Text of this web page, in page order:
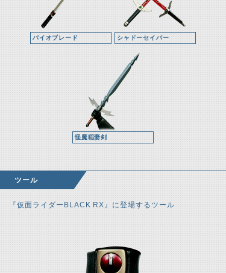
バイオブレード シャドーセイバー
怪魔稲妻剣
ツール
『仮面ライダーBLACK RX』に登場するツール